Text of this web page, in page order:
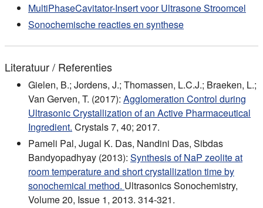
MultiPhaseCavitator-Insert voor Ultrasone Stroomcel
Sonochemische reacties en synthese
Literatuur / Referenties
Gielen, B.; Jordens, J.; Thomassen, L.C.J.; Braeken, L.;
Van Gerven, T. (2017): Agglomeration Control during
Ultrasonic Crystallization of an Active Pharmaceutical
Ingredient. Crystals 7, 40; 2017.
Pameli Pal, Jugal K. Das, Nandini Das, Sibdas
Bandyopadhyay (2013): Synthesis of NaP zeolite at
room temperature and short crystallization time by
sonochemical method. Ultrasonics Sonochemistry,
Volume 20, Issue 1, 2013. 314-321.